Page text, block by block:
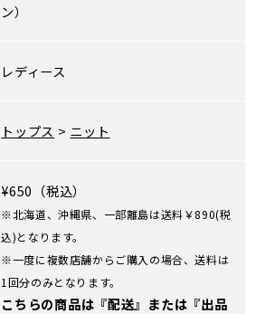
ン）
レディース
トップス > ニット
¥650（税込）
※北海道、沖縄県、一部離島は送料￥890(税
込)となります。
※一度に複数店舗からご購入の場合、送料は
1回分のみとなります。
こちらの商品は『配送』または『出品